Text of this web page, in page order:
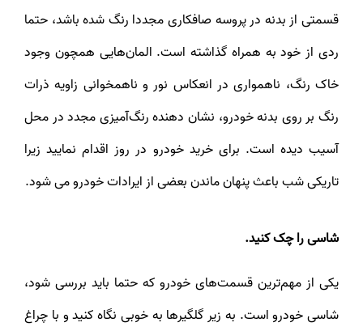
قسمتی از بدنه در پروسه صافکاری مجددا رنگ شده باشد، حتما
ردی از خود به همراه گذاشته است. المان‌هایی همچون وجود
خاک رنگ، ناهمواری در انعکاس نور و ناهمخوانی زاویه ذرات
رنگ بر روی بدنه خودرو، نشان دهنده رنگ‌آمیزی مجدد در محل
آسیب دیده است. برای خرید خودرو در روز اقدام نمایید زیرا
تاریکی شب باعث پنهان ماندن بعضی از ایرادات خودرو می شود.
شاسی را چک کنید.
یکی از مهم‌ترین قسمت‌های خودرو که حتما باید بررسی شود،
شاسی خودرو است. به زیر گلگیر‌ها به خوبی نگاه کنید و با چراغ